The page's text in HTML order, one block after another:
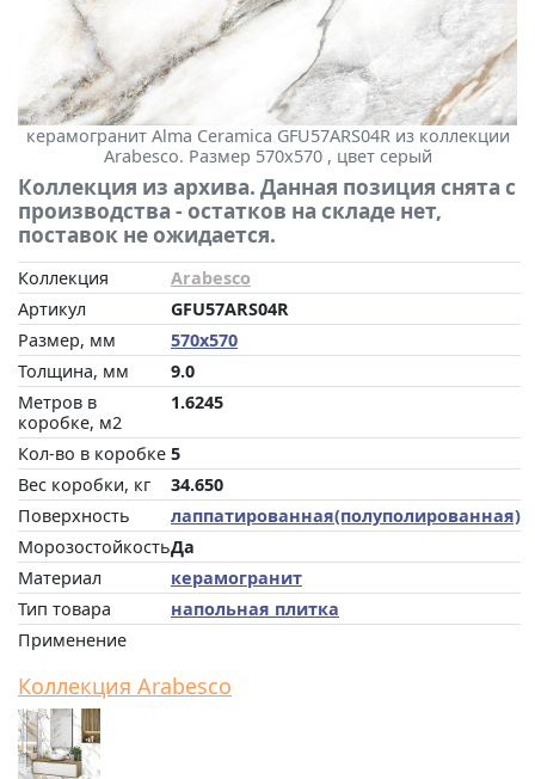
керамогранит Alma Ceramica GFU57ARS04R из коллекции
Arabesco. Размер 570x570 , цвет серый
Коллекция из архива. Данная позиция снята с
производства - остатков на складе нет,
поставок не ожидается.
Коллекция
Arabesco
Артикул
GFU57ARS04R
Размер, мм
570x570
Толщина, мм
9.0
Метров в
коробке, м2
1.6245
Кол-во в коробке 5
Вес коробки, кг
34.650
Поверхность
лаппатированная(полуполированная)
МорозостойкостьДа
Материал
керамогранит
Тип товара
напольная плитка
Применение
Коллекция Arabesco